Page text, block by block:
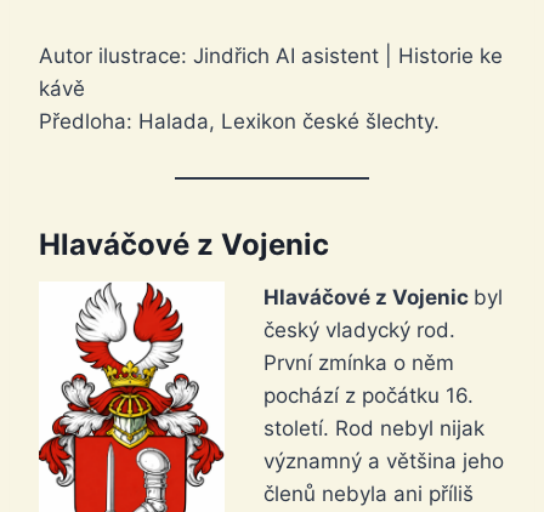
Autor ilustrace: Jindřich AI asistent | Historie ke
kávě
Předloha: Halada, Lexikon české šlechty.
Hlaváčové z Vojenic
Hlaváčové z Vojenic byl
český vladycký rod.
První zmínka o něm
pochází z počátku 16.
století. Rod nebyl nijak
významný a většina jeho
členů nebyla ani příliš